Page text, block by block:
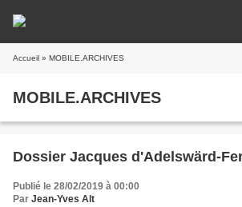
Accueil » MOBILE.ARCHIVES
MOBILE.ARCHIVES
Dossier Jacques d'Adelswärd-
Publié le 28/02/2019 à 00:00
Par Jean-Yves Alt